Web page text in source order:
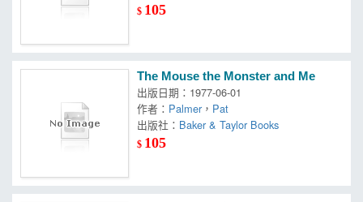
$ 105
The Mouse the Monster and Me
出版日期：1977-06-01
作者： Palmer ， Pat
出版社： Baker & Taylor Books
$ 105